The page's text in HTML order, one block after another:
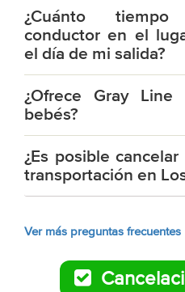
¿Cuánto
conductor en el
el día de mi salida?
¿Ofrece Gray Line
bebés?
¿Es posible
transportación en
Ver más preguntas frecuentes